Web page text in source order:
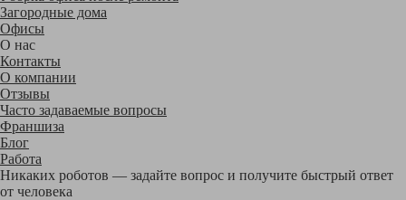
Загородные дома
Офисы
О нас
Контакты
О компании
Отзывы
Часто задаваемые вопросы
Франшиза
Блог
Работа
Никаких роботов — задайте вопрос и получите быстрый ответ
от человека